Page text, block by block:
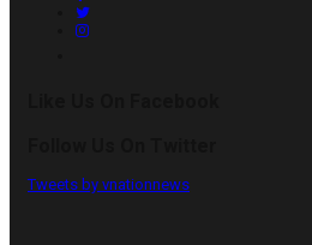
Tweets by vnationnews